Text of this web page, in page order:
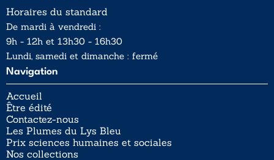
Horaires du standard
De mardi à vendredi :
9h - 12h et 13h30 - 16h30
Lundi, samedi et dimanche : fermé
Navigation
Accueil
Être édité
Contactez-nous
Les Plumes du Lys Bleu
Prix sciences humaines et sociales
Nos collections